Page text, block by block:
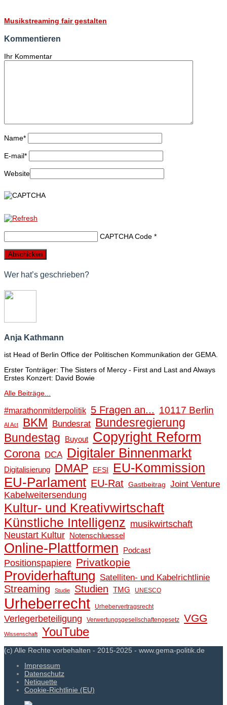
Musikstreaming fair gestalten
Kommentieren
Ihr Kommentar
Name*
E-mail*
Website
CAPTCHA Code *
Wer hat’s geschrieben?
Anja Kathmann
ist Head of Berlin Office der Politischen Kommunikation der GEMA.
Erster Tonträger: The Sisters of Mercy - First and Last and Always
Erstes Konzert: David Bowie
Alle Beiträge...
#marathonmitderpolitik 5 Fragen an... 10117 Berlin
AI Act BKM Bundesrat Bundesregierung
Bundestag
Buyout Copyright Reform
Corona DCA Digitaler Binnenmarkt
Digitalisierung DMAP EFSI EU-Kommission
EU-Parlament EU-Rat Gastbeitrag Joint Venture
Kabelweitersendung
Kultur- und Kreativwirtschaft
Künstliche Intelligenz musikwirtschaft
Neustart Kultur Notenschluessel
Online-Plattformen Podcast
Positionspapiere Privatkopie
Providerhaftung Satelliten- und Kabelrichtlinie
Streaming Studie Studien TMG UNESCO
Urheberrecht Urhebervertragsrecht
Verlegerbeteiligung Verwertungsgesellschaftengesetz VGG
Wissenschaft YouTube
(c) Alle Rechte vorbehalten - 2015-2025 - www.gema-politik.de
Impressum
Datenschutz
Netiquette
Cookie-Richtlinie (EU)